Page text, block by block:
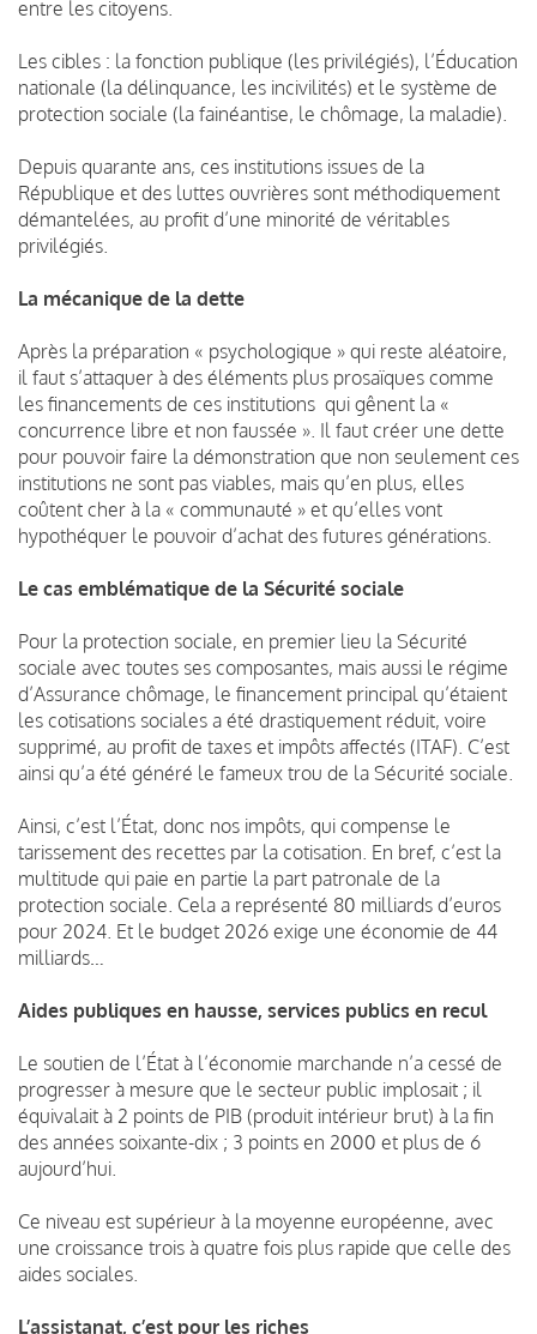
entre les citoyens.
Les cibles : la fonction publique (les privilégiés), l’Éducation
nationale (la délinquance, les incivilités) et le système de
protection sociale (la fainéantise, le chômage, la maladie).
Depuis quarante ans, ces institutions issues de la
République et des luttes ouvrières sont méthodiquement
démantelées, au profit d’une minorité de véritables
privilégiés.
La mécanique de la dette
Après la préparation « psychologique » qui reste aléatoire,
il faut s’attaquer à des éléments plus prosaïques comme
les financements de ces institutions qui gênent la «
concurrence libre et non faussée ». Il faut créer une dette
pour pouvoir faire la démonstration que non seulement ces
institutions ne sont pas viables, mais qu’en plus, elles
coûtent cher à la « communauté » et qu’elles vont
hypothéquer le pouvoir d’achat des futures générations.
Le cas emblématique de la Sécurité sociale
Pour la protection sociale, en premier lieu la Sécurité
sociale avec toutes ses composantes, mais aussi le régime
d’Assurance chômage, le financement principal qu’étaient
les cotisations sociales a été drastiquement réduit, voire
supprimé, au profit de taxes et impôts affectés (ITAF). C’est
ainsi qu’a été généré le fameux trou de la Sécurité sociale.
Ainsi, c’est l’État, donc nos impôts, qui compense le
tarissement des recettes par la cotisation. En bref, c’est la
multitude qui paie en partie la part patronale de la
protection sociale. Cela a représenté 80 milliards d’euros
pour 2024. Et le budget 2026 exige une économie de 44
milliards…
Aides publiques en hausse, services publics en recul
Le soutien de l’État à l’économie marchande n’a cessé de
progresser à mesure que le secteur public implosait ; il
équivalait à 2 points de PIB (produit intérieur brut) à la fin
des années soixante-dix ; 3 points en 2000 et plus de 6
aujourd’hui.
Ce niveau est supérieur à la moyenne européenne, avec
une croissance trois à quatre fois plus rapide que celle des
aides sociales.
L’assistanat, c’est pour les riches